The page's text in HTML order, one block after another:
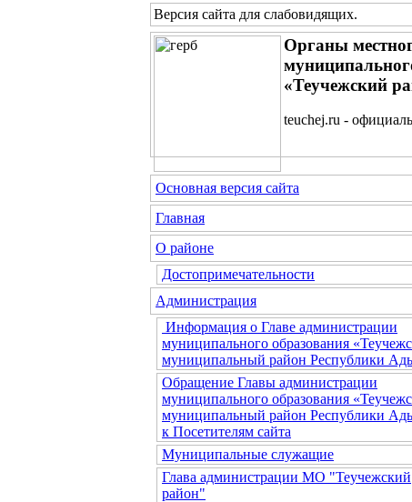
Версия сайта для слабовидящих.
Органы
«Теучежский
teuchej.ru -
Основная версия сайта
Главная
О районе
Достопримечательности
Администрация
Информация о Главе администрации
муниципального образования
муниципальный район Республики
Обращение Главы администрации
муниципального образования
муниципальный район Республики
к Посетителям сайта
Муниципальные служащие
Глава администрации МО "Теучежский
район"